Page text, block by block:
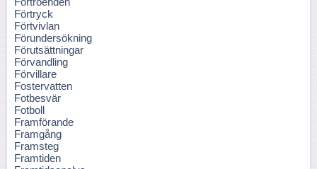
Förtryck
Förtvivlan
Förundersökning
Förutsättningar
Förvandling
Förvillare
Fostervatten
Fotbesvär
Fotboll
Framförande
Framgång
Framsteg
Framtiden